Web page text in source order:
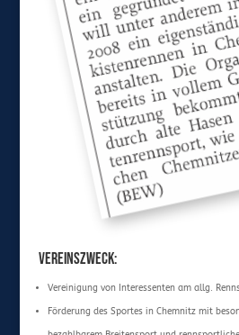
Vereinszweck:
Vereinigung von Interessenten am allg.
Förderung des Sportes in Chemnitz mit